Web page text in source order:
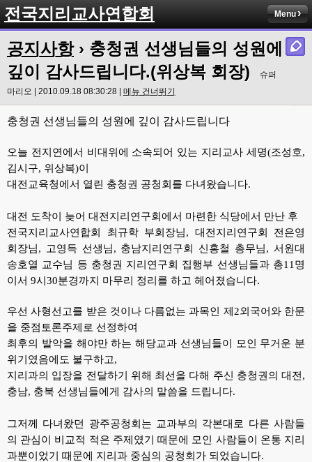
전국지리교사연합회 Menu
공지사항› 충청권 선생님들의 성원에
깊이 감사드립니다.(위상복 회장)
슈퍼
마리오 | 2010.09.18 08:30:28 | 메뉴 건너뛰기
충청권 선생님들의 성원에 깊이 감사드립니다
오늘 전지연에서 비대위에 소속되어 있는 지리교사 세명(조성호,
김시구, 위상복)이
대전교육청에서 열린 충청권 공청회를 다녀왔습니다.
대전 도착이 늦어 대전지리연구회에서 마련한 식당에서 만난 후
전국지리교사연합회 최규학 부회장님, 대전지리연구회 전은영
회장님, 고영득 선생님, 충남지리연구회 신홍철 총무님, 서원대
송호열 교수님 등 충청권 지리연구회 집행부 선생님들과 총11명
이서 9시30분경까지 마무리 정리를 하고 헤어졌습니다.
우선 사형선고를 받은 것이나 다름없는 과목인 제2외국어와 한문
을 중점토론주제로 선정하여
최후의 발악을 해야만 하는 해당교과 선생님들이 모인 무거운 분
위기였음에도 불구하고,
지리과의 입장을 전달하기 위해 최선을 다해 주신 충청권의 대전,
충남, 충북 선생님들에게 감사의 말씀을 드립니다.
그저께 다녀왔던 광주공청회는 교과부의 각본대로 다른 사람들
의 관심이 비교적 적은 주제였기 때문에
모인 사람들이 온통 지리
과뿐이었기 때문에 지리과 중심의 공청회가 되었습니다.